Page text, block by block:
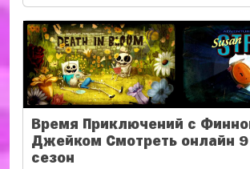
Время Приключений с
Джейком Смотреть онлайн
сезон